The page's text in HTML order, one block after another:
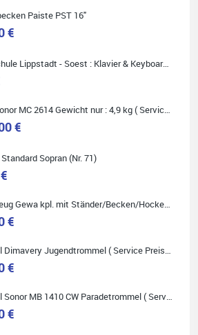
Besuch im Musikgeschäft Stöppel jedem
Paiste PST 16"
€
Musikschule Lippstadt - Soest : Klavier & Keyboardunterricht
Pauke Sonor MC 2614 Gewicht nur : 4,9 kg ( Service Preis inkl. Werkstatt Service )
€
Sopran (Nr. 71)
Schlagzeug Gewa kpl. mit Ständer/Becken/Hocker DER RENNER ! (Service Preis inkl. Werkstatt Service)
€
Trommel Dimavery Jugendtrommel ( Service Preis inkl. Werkstatt Service )
€
Trommel Sonor MB 1410 CW Paradetrommel ( Service Preis inkl. Werkstatt Service )
€